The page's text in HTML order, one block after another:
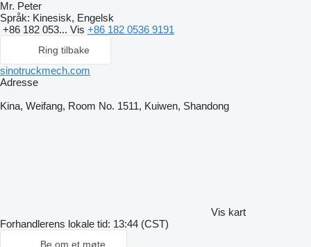
Mr. Peter
Språk: Kinesisk, Engelsk
+86 182 053... Vis +86 182 0536 9191
Ring tilbake
sinotruckmech.com
Adresse
Kina, Weifang, Room No. 1511, Kuiwen, Shandong
Vis kart
Forhandlerens lokale tid: 13:44 (CST)
Be om et møte